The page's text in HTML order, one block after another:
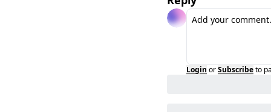
Login orSubscribeto